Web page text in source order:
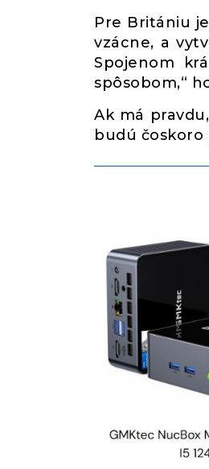
Pre Britániu
vzácne, a
Spojenom
spôsobom,“
Ak má
budú